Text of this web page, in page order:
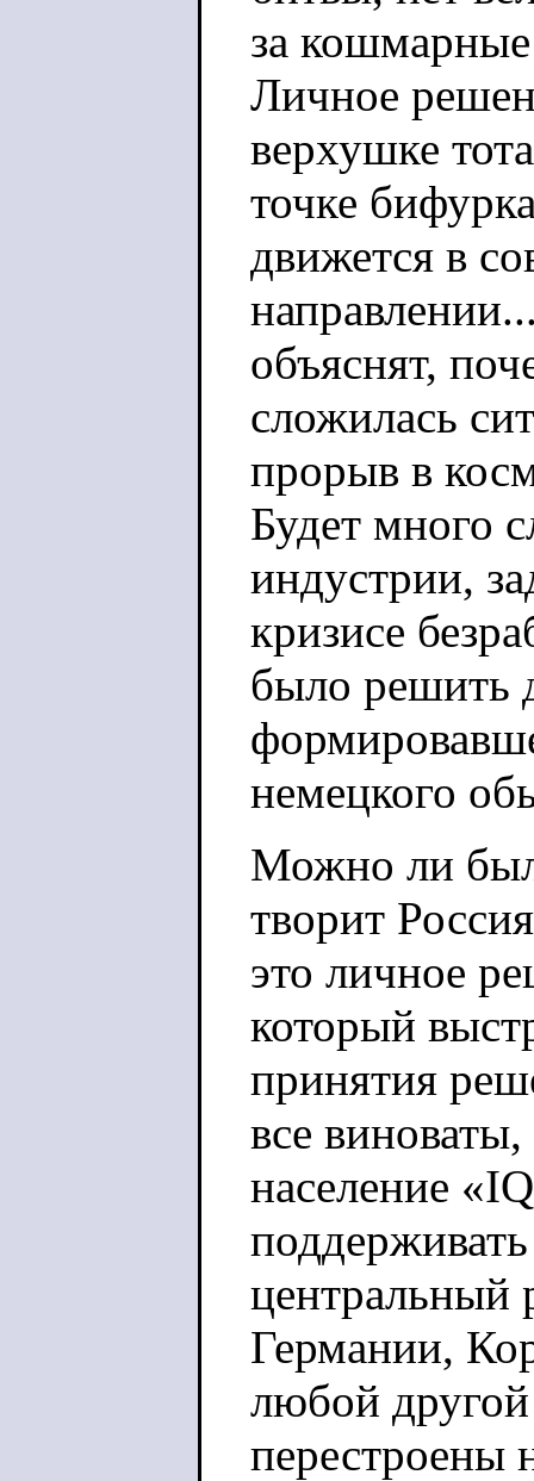
за
Личное
верхушке
точке
движется в
объяснят,
сложилась
прорыв в
Будет много
индустрии,
кризисе
было решить
немецкого
Можно ли
творит
это личное
который
принятия
все
население
Германии,
любой
перестроены